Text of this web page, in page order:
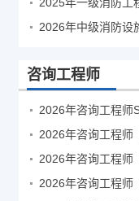
2026年中级消防设
咨询工程师
2026年咨询工程师